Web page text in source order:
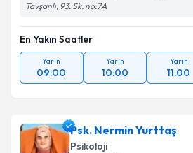
Tavşanlı, 93. Sk. no:7A
En Yakın Saatler
Yarın
09:00
Yarın
10:00
Yarın
11:00
Psk. Nermin Yurttaş
Psikoloji